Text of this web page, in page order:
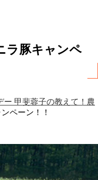
ラ豚キャンペ
ー 甲斐蓉子の教えて！農
ペーン！！